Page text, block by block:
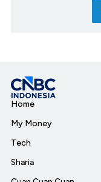
Home
My Money
Tech
Sharia